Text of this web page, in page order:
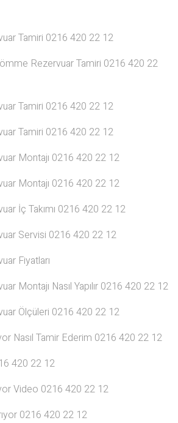
Tamiri 0216 420 22 12
Rezervuar Tamiri 0216 420 22
Tamiri 0216 420 22 12
Tamiri 0216 420 22 12
Montajı 0216 420 22 12
Montajı 0216 420 22 12
İç Takımı 0216 420 22 12
Servisi 0216 420 22 12
Fiyatları
Montajı Nasıl Yapılır 0216 420 22 12
Ölçüleri 0216 420 22 12
Nasıl Tamir Ederim 0216 420 22 12
420 22 12
Video 0216 420 22 12
0216 420 22 12